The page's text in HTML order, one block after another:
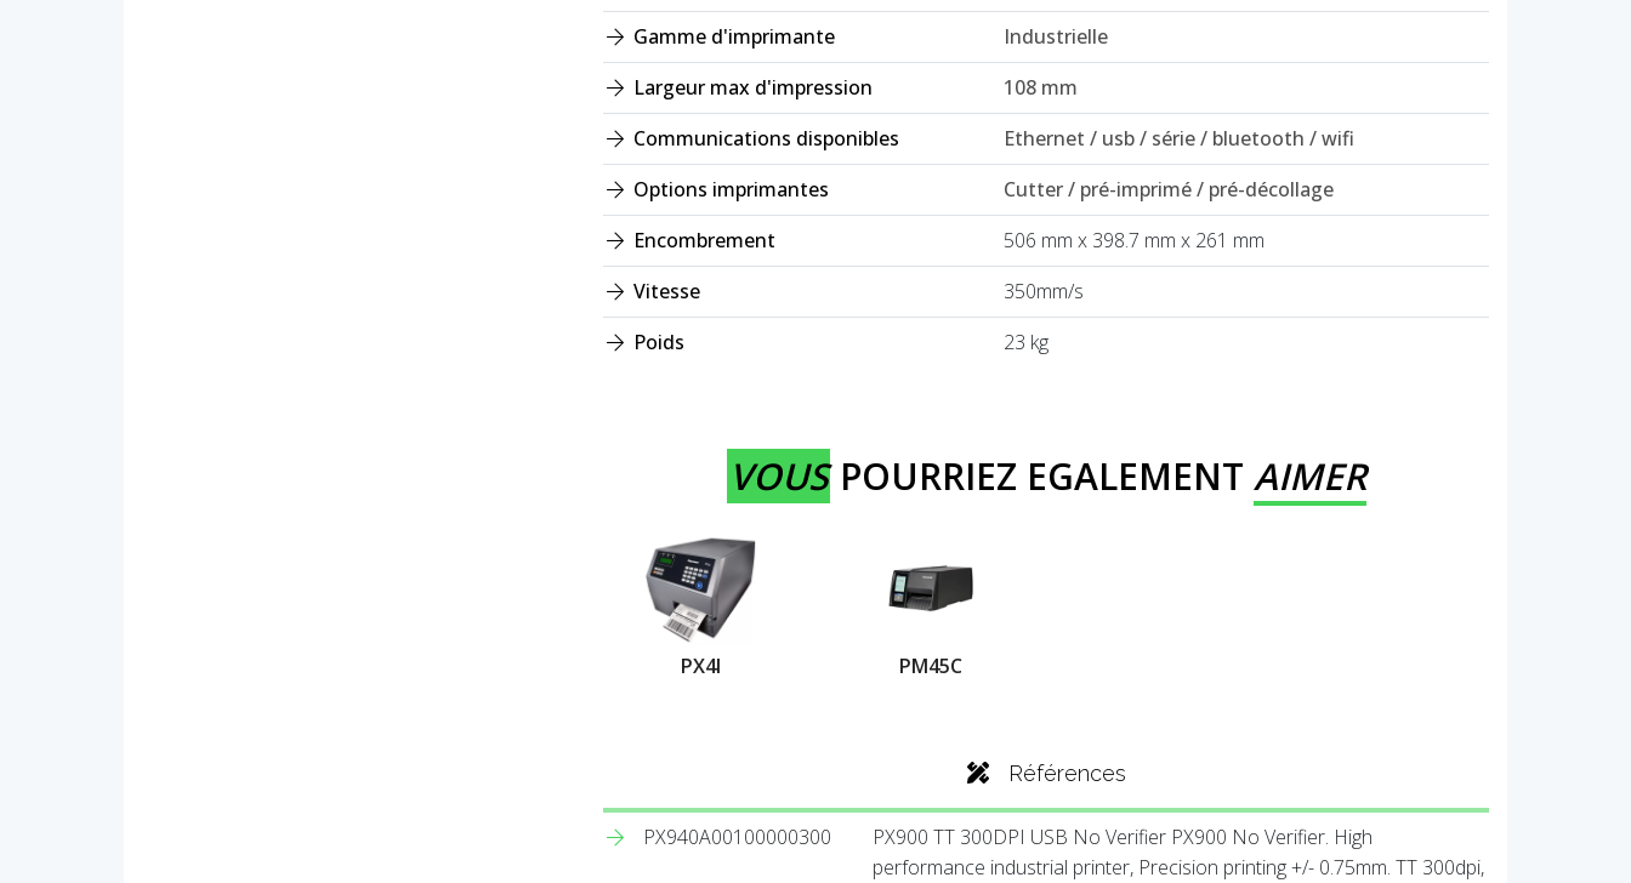
Gamme d'imprimante
Industrielle
Largeur max d'impression
108 mm
Communications disponibles
Ethernet / usb / série / bluetooth / wifi
Options imprimantes
Cutter / pré-imprimé / pré-décollage
Encombrement
506 mm x 398.7 mm x 261 mm
Vitesse
350mm/s
Poids
23 kg
VOUSPOURRIEZ EGALEMENT AIMER
PX4I PM45C
Références
PX940A00100000300
PX900 TT 300DPI USB No Verifier PX900 No Verifier. High
performance industrial printer, Precision printing +/- 0.75mm. TT 300dpi,